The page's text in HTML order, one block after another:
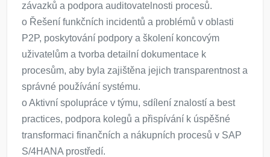
závazků a podpora auditovatelnosti procesů.
o Řešení funkčních incidentů a problémů v oblasti
P2P, poskytování podpory a školení koncovým
uživatelům a tvorba detailní dokumentace k
procesům, aby byla zajištěna jejich transparentnost a
správné používání systému.
o Aktivní spolupráce v týmu, sdílení znalostí a best
practices, podpora kolegů a přispívání k úspěšné
transformaci finančních a nákupních procesů v SAP
S/4HANA prostředí.